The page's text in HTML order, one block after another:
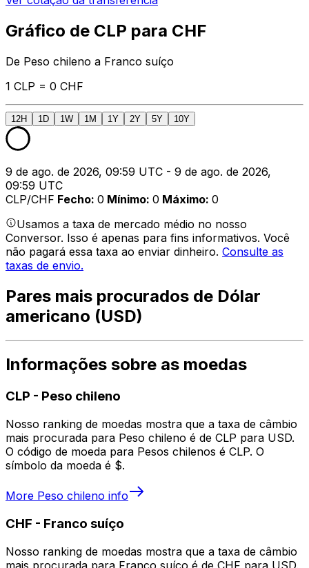
Gráfico de CLP para CHF
De Peso chileno a Franco suíço
1 CLP = 0 CHF
12H 1D 1W 1M 1Y 2Y 5Y 10Y
9 de ago. de 2026, 09:59 UTC - 9 de ago. de 2026,
09:59 UTC
CLP/CHF Fecho: 0 Mínimo: 0 Máximo: 0
Usamos a taxa de mercado médio no nosso
Conversor. Isso é apenas para fins informativos. Você
não pagará essa taxa ao enviar dinheiro. Consulte as
taxas de envio.
Pares mais procurados de Dólar
americano (USD)
Informações sobre as moedas
CLP - Peso chileno
Nosso ranking de moedas mostra que a taxa de câmbio
mais procurada para Peso chileno é de CLP para USD.
O código de moeda para Pesos chilenos é CLP. O
símbolo da moeda é $.
More Peso chileno info
CHF - Franco suíço
Nosso ranking de moedas mostra que a taxa de câmbio
mais procurada para Franco suíço é de CHF para USD.